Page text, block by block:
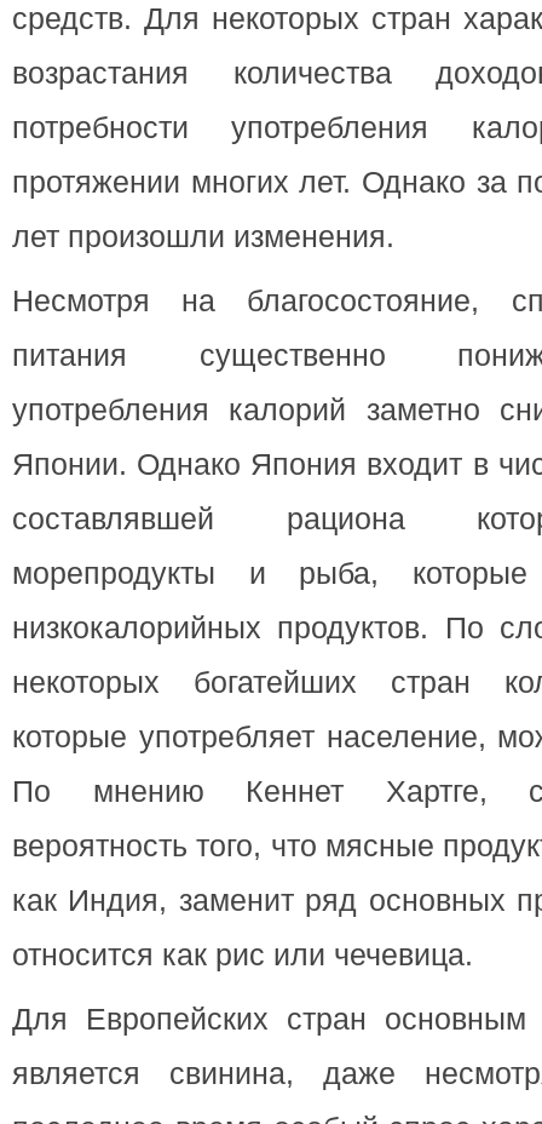
средств. Для некоторых стран
возрастания количества
потребности употребления
протяжении многих лет. Однако за
лет произошли изменения.
Несмотря на благосостояние,
питания существенно
употребления калорий заметно
Японии. Однако Япония входит в
составлявшей рациона
морепродукты и рыба,
низкокалорийных продуктов. По
некоторых богатейших стран
которые употребляет население,
По мнению Кеннет Хартге,
вероятность того, что мясные
как Индия, заменит ряд основных
относится как рис или чечевица.
Для Европейских стран
является свинина, даже